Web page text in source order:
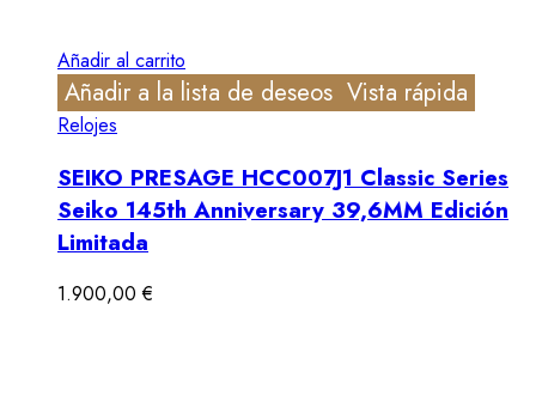
Añadir al carrito
Añadir a la lista de deseos Vista rápida
Relojes
SEIKO PRESAGE HCC007J1 Classic Series
Seiko 145th Anniversary 39,6MM Edición
Limitada
1.900,00€